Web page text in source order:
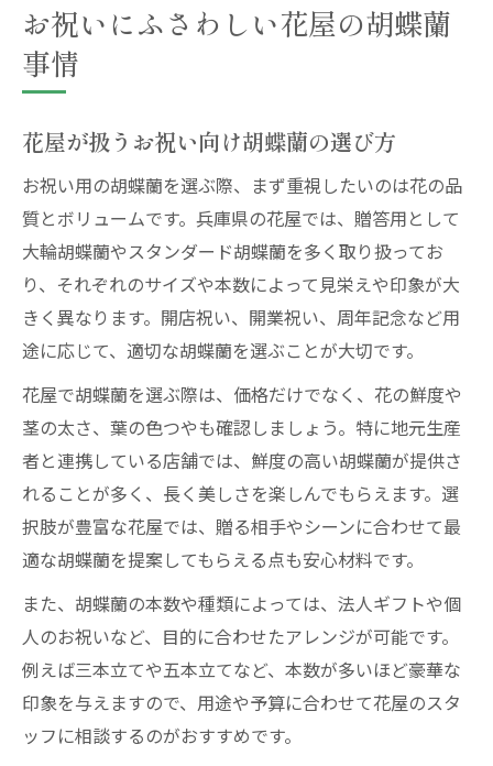
お祝いにふさわしい花屋の胡蝶蘭
事情
花屋が扱うお祝い向け胡蝶蘭の選び方
お祝い用の胡蝶蘭を選ぶ際、まず重視したいのは花の品
質とボリュームです。兵庫県の花屋では、贈答用として
大輪胡蝶蘭やスタンダード胡蝶蘭を多く取り扱ってお
り、それぞれのサイズや本数によって見栄えや印象が大
きく異なります。開店祝い、開業祝い、周年記念など用
途に応じて、適切な胡蝶蘭を選ぶことが大切です。
花屋で胡蝶蘭を選ぶ際は、価格だけでなく、花の鮮度や
茎の太さ、葉の色つやも確認しましょう。特に地元生産
者と連携している店舗では、鮮度の高い胡蝶蘭が提供さ
れることが多く、長く美しさを楽しんでもらえます。選
択肢が豊富な花屋では、贈る相手やシーンに合わせて最
適な胡蝶蘭を提案してもらえる点も安心材料です。
また、胡蝶蘭の本数や種類によっては、法人ギフトや個
人のお祝いなど、目的に合わせたアレンジが可能です。
例えば三本立てや五本立てなど、本数が多いほど豪華な
印象を与えますので、用途や予算に合わせて花屋のスタ
ッフに相談するのがおすすめです。